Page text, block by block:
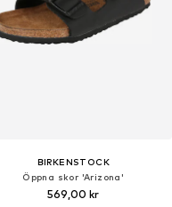
BIRKENSTOCK
Öppna skor 'Arizona'
569,00 kr